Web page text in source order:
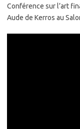
Conférence sur l’art
Aude de Kerros au